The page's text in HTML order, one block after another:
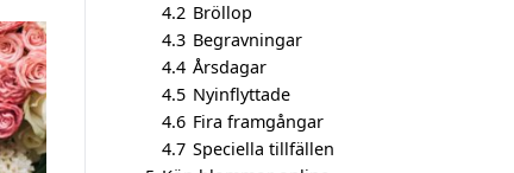
4.2 Bröllop
4.3 Begravningar
4.4 Årsdagar
4.5 Nyinflyttade
4.6 Fira framgångar
4.7 Speciella tillfällen